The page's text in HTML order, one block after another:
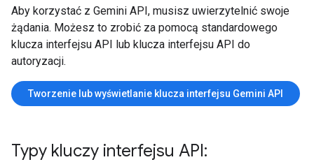
Aby korzystać z Gemini API, musisz uwierzytelnić swoje
żądania. Możesz to zrobić za pomocą standardowego
klucza interfejsu API lub klucza interfejsu API do
autoryzacji.
Tworzenie lub wyświetlanie klucza interfejsu Gemini API
Typy kluczy interfejsu API: